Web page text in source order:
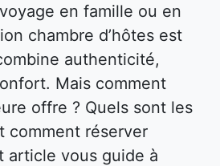
en famille ou en
chambre d’hôtes est
authenticité,
Mais comment
offre ? Quels sont les
comment réserver
article vous guide à